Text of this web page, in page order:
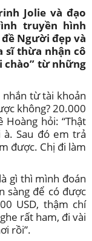
Jolie và đạo
truyền hình
Người đẹp và
sĩ thừa nhận cô
từ những
nhắn từ tài khoản
không? 20.000
Hoàng hỏi: “Thật
à. Sau đó em trả
được. Chị đi làm
gì thì mình đoán
sàng để có được
USD, thậm chí
rất ham, đi vài
rồi”.